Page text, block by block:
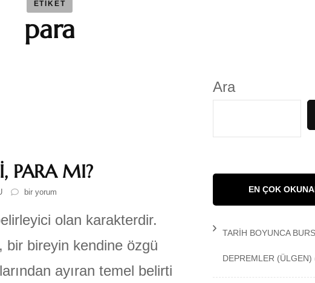
Ferhat R. KİBAROĞLU
Sıla AYDEMİR
SANAT
SAĞLIK
SOSYOLOJİ
ETIKET
para
PARA MI?
KARAKTER
PARA
MI?
için
bir yorum
olan karakterdir.
bir bireyin kendine özgü
ayıran temel belirti
Ara
EN ÇOK
TARİH BOYUNCA
DEPREMLER (ÜLGEN)